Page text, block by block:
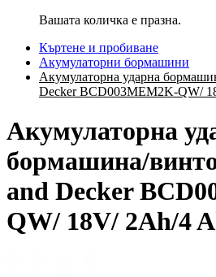
Вашата количка е празна.
Къртене и пробиване
Акумулаторни бормашини
Акумулаторна ударна
Decker BCD003MEM2K-QW/
Акумулаторна
бормашина/
and Decker
QW/ 18V/ 2Ah/4